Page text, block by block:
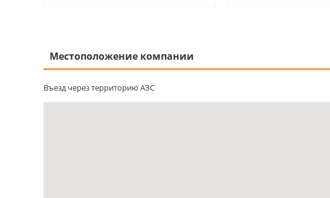
Местоположение компании
Въезд через территорию АЗС